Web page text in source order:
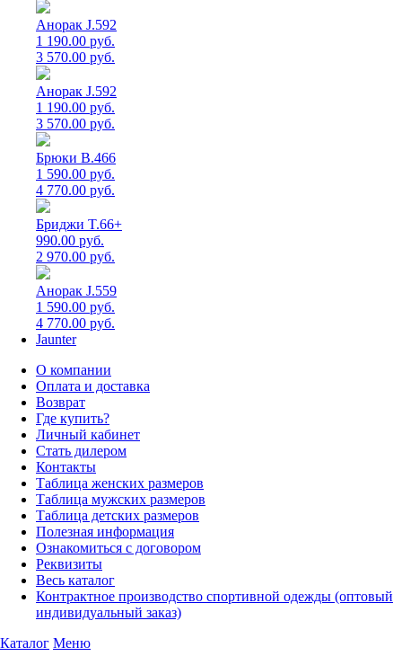
Анорак J.592
1 190.00 руб.
3 570.00 руб.
Анорак J.592
1 190.00 руб.
3 570.00 руб.
Брюки B.466
1 590.00 руб.
4 770.00 руб.
Бриджи T.66+
990.00 руб.
2 970.00 руб.
Анорак J.559
1 590.00 руб.
4 770.00 руб.
Jaunter
О компании
Оплата и доставка
Возврат
Где купить?
Личный кабинет
Стать дилером
Контакты
Таблица женских размеров
Таблица мужских размеров
Таблица детских размеров
Полезная информация
Ознакомиться с договором
Реквизиты
Весь каталог
Контрактное производство спортивной одежды (оптовый
индивидуальный заказ)
Каталог Меню